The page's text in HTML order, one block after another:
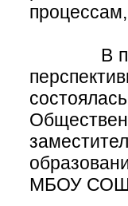
В
МБОУ СОШ